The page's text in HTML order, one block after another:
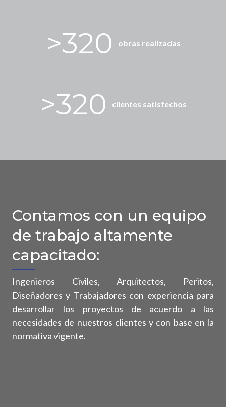
>320 obras realizadas
>320 clientes satisfechos
Contamos con un equipo
de trabajo altamente
capacitado:
Ingenieros Civiles, Arquitectos, Peritos,
Diseñadores y Trabajadores con experiencia para
desarrollar los proyectos de acuerdo a las
necesidades de nuestros clientes y con base en la
normativa vigente.